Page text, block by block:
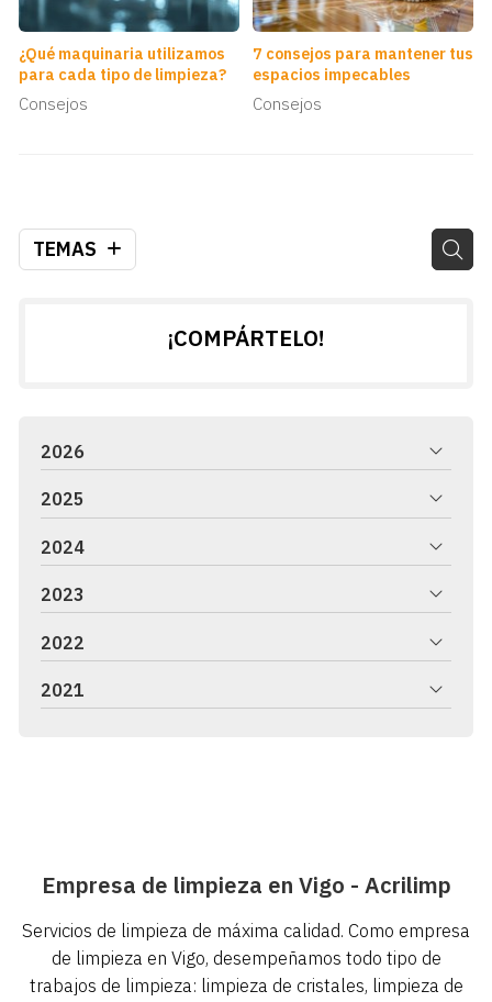
TEMAS
¿Qué maquinaria utilizamos
para cada tipo de limpieza?
Consejos
7 consejos para mantener tus
espacios impecables
Consejos
¡COMPÁRTELO!
2026
2025
2024
2023
2022
2021
Empresa de limpieza en Vigo - Acrilimp
Servicios de limpieza de máxima calidad. Como empresa
de limpieza en Vigo, desempeñamos todo tipo de
trabajos de limpieza: limpieza de cristales, limpieza de